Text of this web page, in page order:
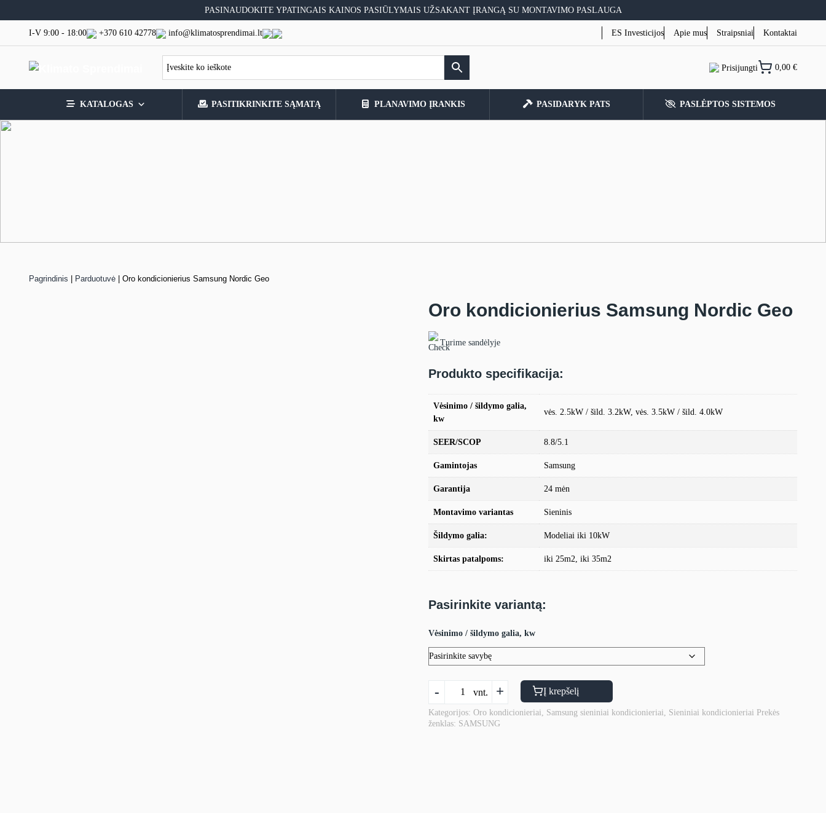
to
PASINAUDOKITE YPATINGAIS KAINOS PASIŪLYMAIS UŽSAKANT ĮRANGĄ SU MONTAVIMO PASLAUGA
I-V 9:00 - 18:00 +370 610 42778 info@klimatosprendimai.lt ES Investicijos Apie mus Straipsniai Kontaktai
Prisijungti 0,00 €
KATALOGAS PASITIKRINKITE SĄMATĄ PLANAVIMO ĮRANKIS PASIDARYK PATS PASLĖPTOS SISTEMOS
Pagrindinis Parduotuvė Oro kondicionierius Samsung Nordic Geo
Oro kondicionierius Samsung Nordic Geo
Turime sandėlyje
Produkto specifikacija:
Vėsinimo / šildymo galia,
kw
vės. 2.5kW / šild. 3.2kW, vės. 3.5kW / šild. 4.0kW
SEER/SCOP 8.8/5.1
Gamintojas Samsung
Garantija 24 mėn
Montavimo variantas Sieninis
Šildymo galia: Modeliai iki 10kW
Skirtas patalpoms: iki 25m2, iki 35m2
Pasirinkite variantą:
Vėsinimo / šildymo galia, kw
-
Oro
kondicionierius
vnt. + Į krepšelį
Kategorijos: Oro kondicionieriai Samsung sieniniai kondicionieriai Sieniniai kondicionieriai Prekės
ženklas: SAMSUNG